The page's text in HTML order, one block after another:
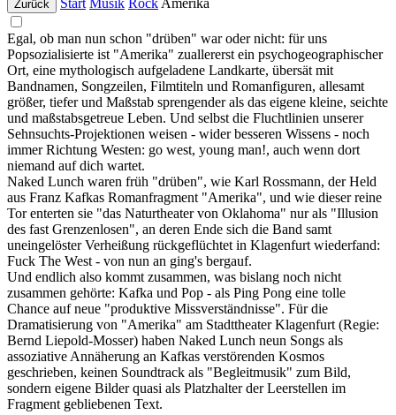
Zurück
Egal, ob man nun schon "drüben" war oder nicht: für uns
Popsozialisierte ist "Amerika" zuallererst ein psychogeographischer
Ort, eine mythologisch aufgeladene Landkarte, übersät mit
Bandnamen, Songzeilen, Filmtiteln und Romanfiguren, allesamt
größer, tiefer und Maßstab sprengender als das eigene kleine, seichte
und maßstabsgetreue Leben. Und selbst die Fluchtlinien unserer
Sehnsuchts-Projektionen weisen - wider besseren Wissens - noch
immer Richtung Westen: go west, young man!, auch wenn dort
niemand auf dich wartet.
Naked Lunch waren früh "drüben", wie Karl Rossmann, der Held
aus Franz Kafkas Romanfragment "Amerika", und wie dieser reine
Tor enterten sie "das Naturtheater von Oklahoma" nur als "Illusion
des fast Grenzenlosen", an deren Ende sich die Band samt
uneingelöster Verheißung rückgeflüchtet in Klagenfurt wiederfand:
Fuck The West - von nun an ging's bergauf.
Und endlich also kommt zusammen, was bislang noch nicht
zusammen gehörte: Kafka und Pop - als Ping Pong eine tolle
Chance auf neue "produktive Missverständnisse". Für die
Dramatisierung von "Amerika" am Stadttheater Klagenfurt (Regie:
Bernd Liepold-Mosser) haben Naked Lunch neun Songs als
assoziative Annäherung an Kafkas verstörenden Kosmos
geschrieben, keinen Soundtrack als "Begleitmusik" zum Bild,
sondern eigene Bilder quasi als Platzhalter der Leerstellen im
Fragment gebliebenen Text.